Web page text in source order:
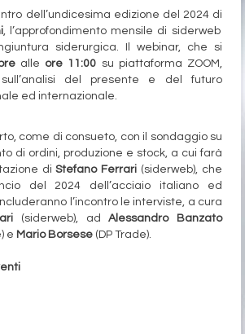
dell’undicesima edizione del 2024 di
, l’approfondimento mensile di siderweb
siderurgica. Il webinar, che si
alle ore 11:00 su piattaforma ZOOM,
del presente e del futuro
ed internazionale.
come di consueto, con il sondaggio su
di ordini, produzione e stock, a cui farà
diStefano Ferrari (siderweb), che
del 2024 dell’acciaio italiano ed
l’incontro le interviste, a cura
(siderweb), adAlessandro Banzato
e Mario Borsese (DP Trade).